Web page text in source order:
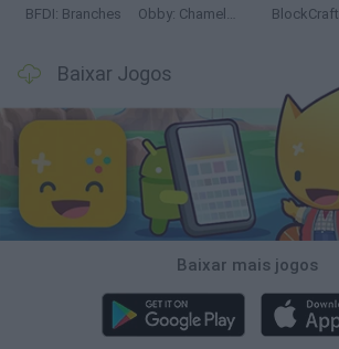
BFDI: Branches Obby: Chameleon: Paint & Hide BlockCraft
Baixar Jogos
Baixar mais jogos